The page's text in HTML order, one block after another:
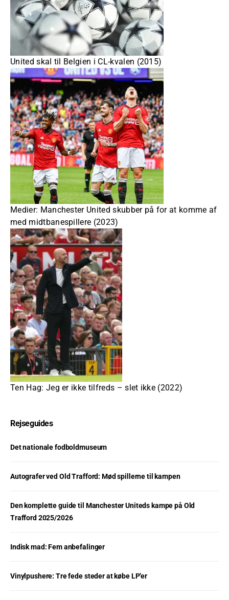
United skal til Belgien i CL-kvalen (2015)
Medier: Manchester United skubber på for at komme af
med midtbanespillere (2023)
Ten Hag: Jeg er ikke tilfreds – slet ikke (2022)
Rejseguides
Det nationale fodboldmuseum
Autografer ved Old Trafford: Mød spillerne til kampen
Den komplette guide til Manchester Uniteds kampe på Old
Trafford 2025/2026
Indisk mad: Fem anbefalinger
Vinylpushere: Tre fede steder at købe LP’er